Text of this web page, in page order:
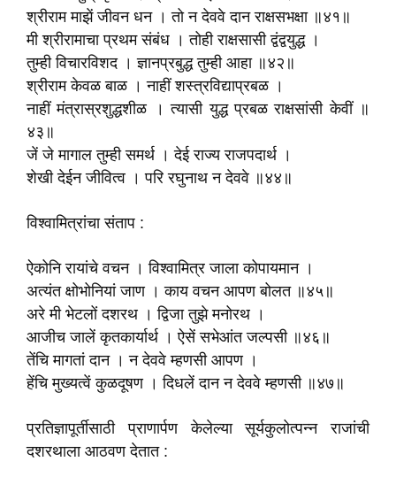
श्रीराम माझें जीवन धन । तो न देववे दान राक्षसभक्षा ॥४१॥
मी श्रीरामाचा प्रथम संबंध । तोही राक्षसासी द्वंद्वयुद्ध ।
तुम्ही विचारविशद । ज्ञानप्रबुद्ध तुम्ही आहा ॥४२॥
श्रीराम केवळ बाळ । नाहीं शस्त्रविद्याप्रबळ ।
नाहीं मंत्रास्रशुद्धशीळ । त्यासी युद्ध प्रबळ राक्षसांसी केवीं ॥
४३॥
जें जे मागाल तुम्ही समर्थ । देई राज्य राजपदार्थ ।
शेखी देईन जीवित्व । परि रघुनाथ न देववे ॥४४॥
विश्वामित्रांचा संताप :
ऐकोनि रायांचे वचन । विश्वामित्र जाला कोपायमान ।
अत्यंत क्षोभोनियां जाण । काय वचन आपण बोलत ॥४५॥
अरे मी भेटलों दशरथ । द्विजा तुझे मनोरथ ।
आजीच जालें कृतकार्यार्थ । ऐसें सभेआंत जल्पसी ॥४६॥
तेंचि मागतां दान । न देववे म्हणसी आपण ।
हेंचि मुख्यत्वें कुळदूषण । दिधलें दान न देववे म्हणसी ॥४७॥
प्रतिज्ञापूर्तीसाठी प्राणार्पण केलेल्या सूर्यकुलोत्पन्न राजांची
दशरथाला आठवण देतात :